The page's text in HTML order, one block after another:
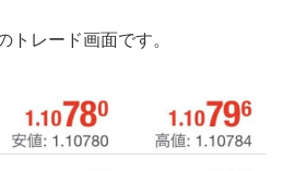
トレード画面です。